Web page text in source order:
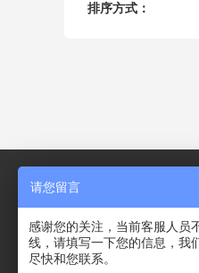
排序方式：
关于
关于我们
请您留言
感谢您的关注，当前客服人员
线，请填写一下您的信息，我
尽快和您联系。